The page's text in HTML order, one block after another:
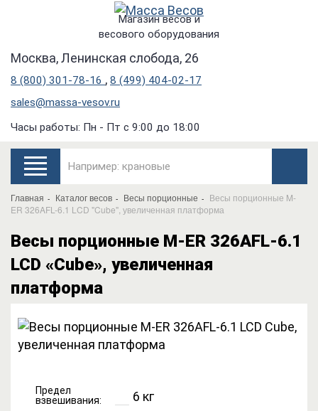
Магазин весов и
весового оборудования
Москва, Ленинская слобода, 26
8 (800) 301-78-16 , 8 (499) 404-02-17
sales@massa-vesov.ru
Часы работы: Пн - Пт с 9:00 до 18:00
Главная Каталог весов Весы порционные
Весы порционные M-
ER 326AFL-6.1 LCD "Cube", увеличенная платформа
Весы порционные M-ER 326AFL-6.1
LCD «Cube», увеличенная
платформа
Предел
взвешивания:
6 кг